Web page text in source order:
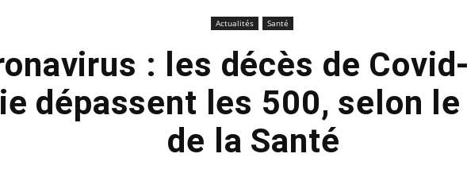
Actualités Santé
: les décès de
dépassent les 500, selon
de la Santé